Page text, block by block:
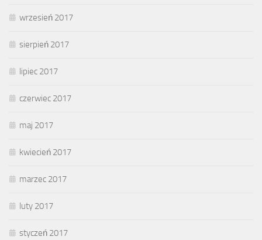
wrzesień 2017
sierpień 2017
lipiec 2017
czerwiec 2017
maj 2017
kwiecień 2017
marzec 2017
luty 2017
styczeń 2017